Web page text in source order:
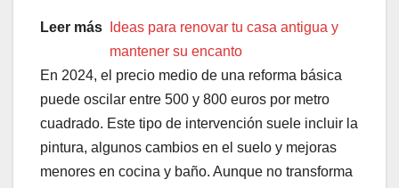
Leer más
Ideas para renovar tu casa antigua y
mantener su encanto
En 2024, el precio medio de una reforma básica
puede oscilar entre 500 y 800 euros por metro
cuadrado. Este tipo de intervención suele incluir la
pintura, algunos cambios en el suelo y mejoras
menores en cocina y baño. Aunque no transforma